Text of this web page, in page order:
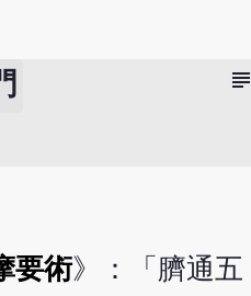
subject
要術》：「臍通五